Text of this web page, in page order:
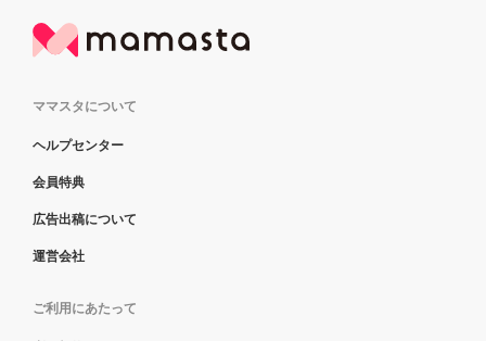
ママスタについて
ヘルプセンター
会員特典
広告出稿について
運営会社
ご利用にあたって